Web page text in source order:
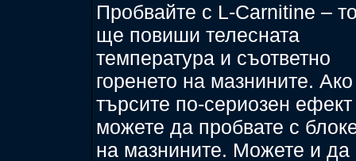
Пробвайте с L-Carnitine –
ще повиши телесната
температура и съответно
горенето на мазнините. Ако
търсите по-сериозен ефект
можете да пробвате с
на мазнините. Можете и да